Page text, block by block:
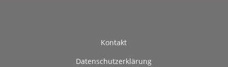
Kontakt
Datenschutzerklärung